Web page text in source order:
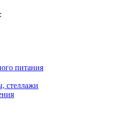
питания
стеллажи